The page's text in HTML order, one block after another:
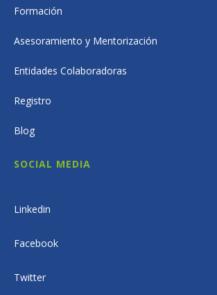
Formación
Asesoramiento y Mentorización
Entidades Colaboradoras
Registro
Blog
SOCIAL MEDIA
Linkedin
Facebook
Twitter